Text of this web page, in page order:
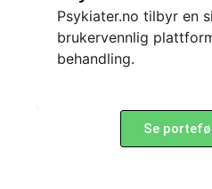
Psykiater.no tilbyr en
brukervennlig
behandling.
Se